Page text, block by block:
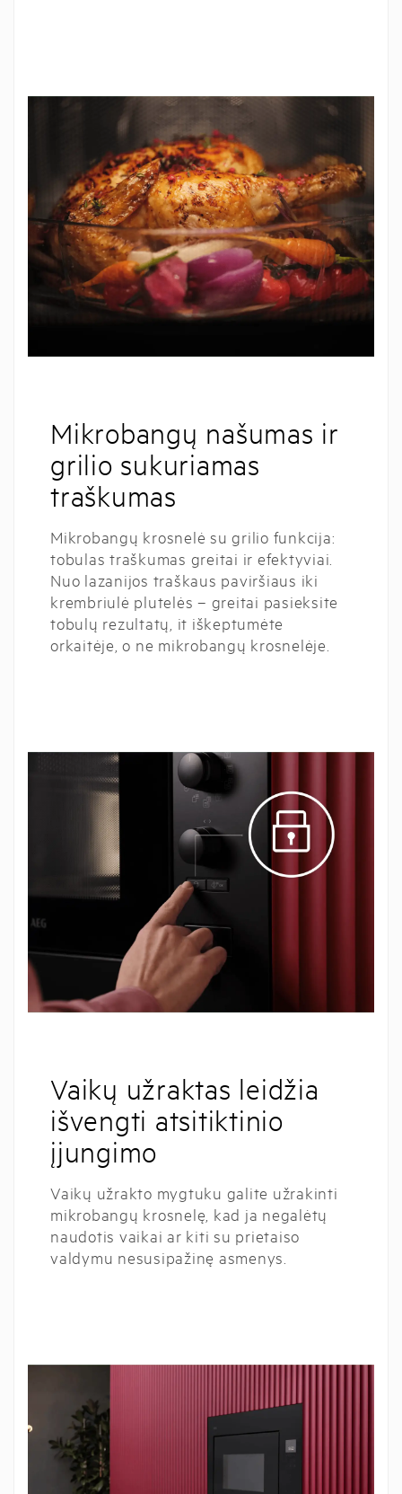
Mikrobangų našumas ir
grilio sukuriamas
traškumas
Mikrobangų krosnelė su grilio funkcija:
tobulas traškumas greitai ir efektyviai.
Nuo lazanijos traškaus paviršiaus iki
krembriulė plutelės – greitai pasieksite
tobulų rezultatų, it iškeptumėte
orkaitėje, o ne mikrobangų krosnelėje.
Vaikų užraktas leidžia
išvengti atsitiktinio
įjungimo
Vaikų užrakto mygtuku galite užrakinti
mikrobangų krosnelę, kad ja negalėtų
naudotis vaikai ar kiti su prietaiso
valdymu nesusipažinę asmenys.